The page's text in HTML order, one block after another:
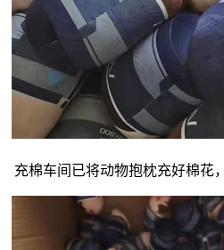
充棉车间已将动物抱枕充好棉花